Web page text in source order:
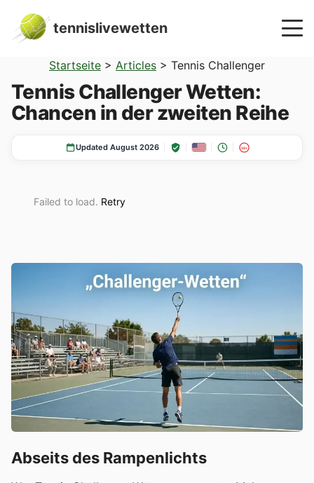
tennislivewetten
Startseite > Articles > Tennis Challenger
Tennis Challenger Wetten:
Chancen in der zweiten Reihe
Updated August 2026 18+
Failed to load. Retry
Abseits des Rampenlichts